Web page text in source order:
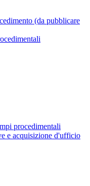
(da pubblicare
procedimentali
e acquisizione d'ufficio